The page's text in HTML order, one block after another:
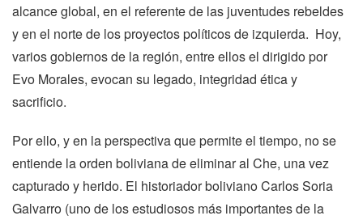
alcance global, en el referente de las juventudes rebeldes
y en el norte de los proyectos políticos de izquierda. Hoy,
varios gobiernos de la región, entre ellos el dirigido por
Evo Morales, evocan su legado, integridad ética y
sacrificio.
Por ello, y en la perspectiva que permite el tiempo, no se
entiende la orden boliviana de eliminar al Che, una vez
capturado y herido. El historiador boliviano Carlos Soria
Galvarro (uno de los estudiosos más importantes de la